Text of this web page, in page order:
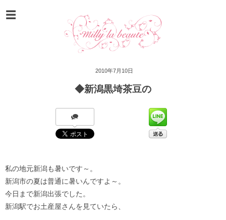
2010年7月10日
◆新潟黒埼茶豆の
私の地元新潟も暑いです～。
新潟市の夏は普通に暑いんですよ～。
今日まで新潟出張でした。
新潟駅でお土産屋さんを見ていたら、